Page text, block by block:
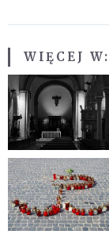
WIĘCEJ W: